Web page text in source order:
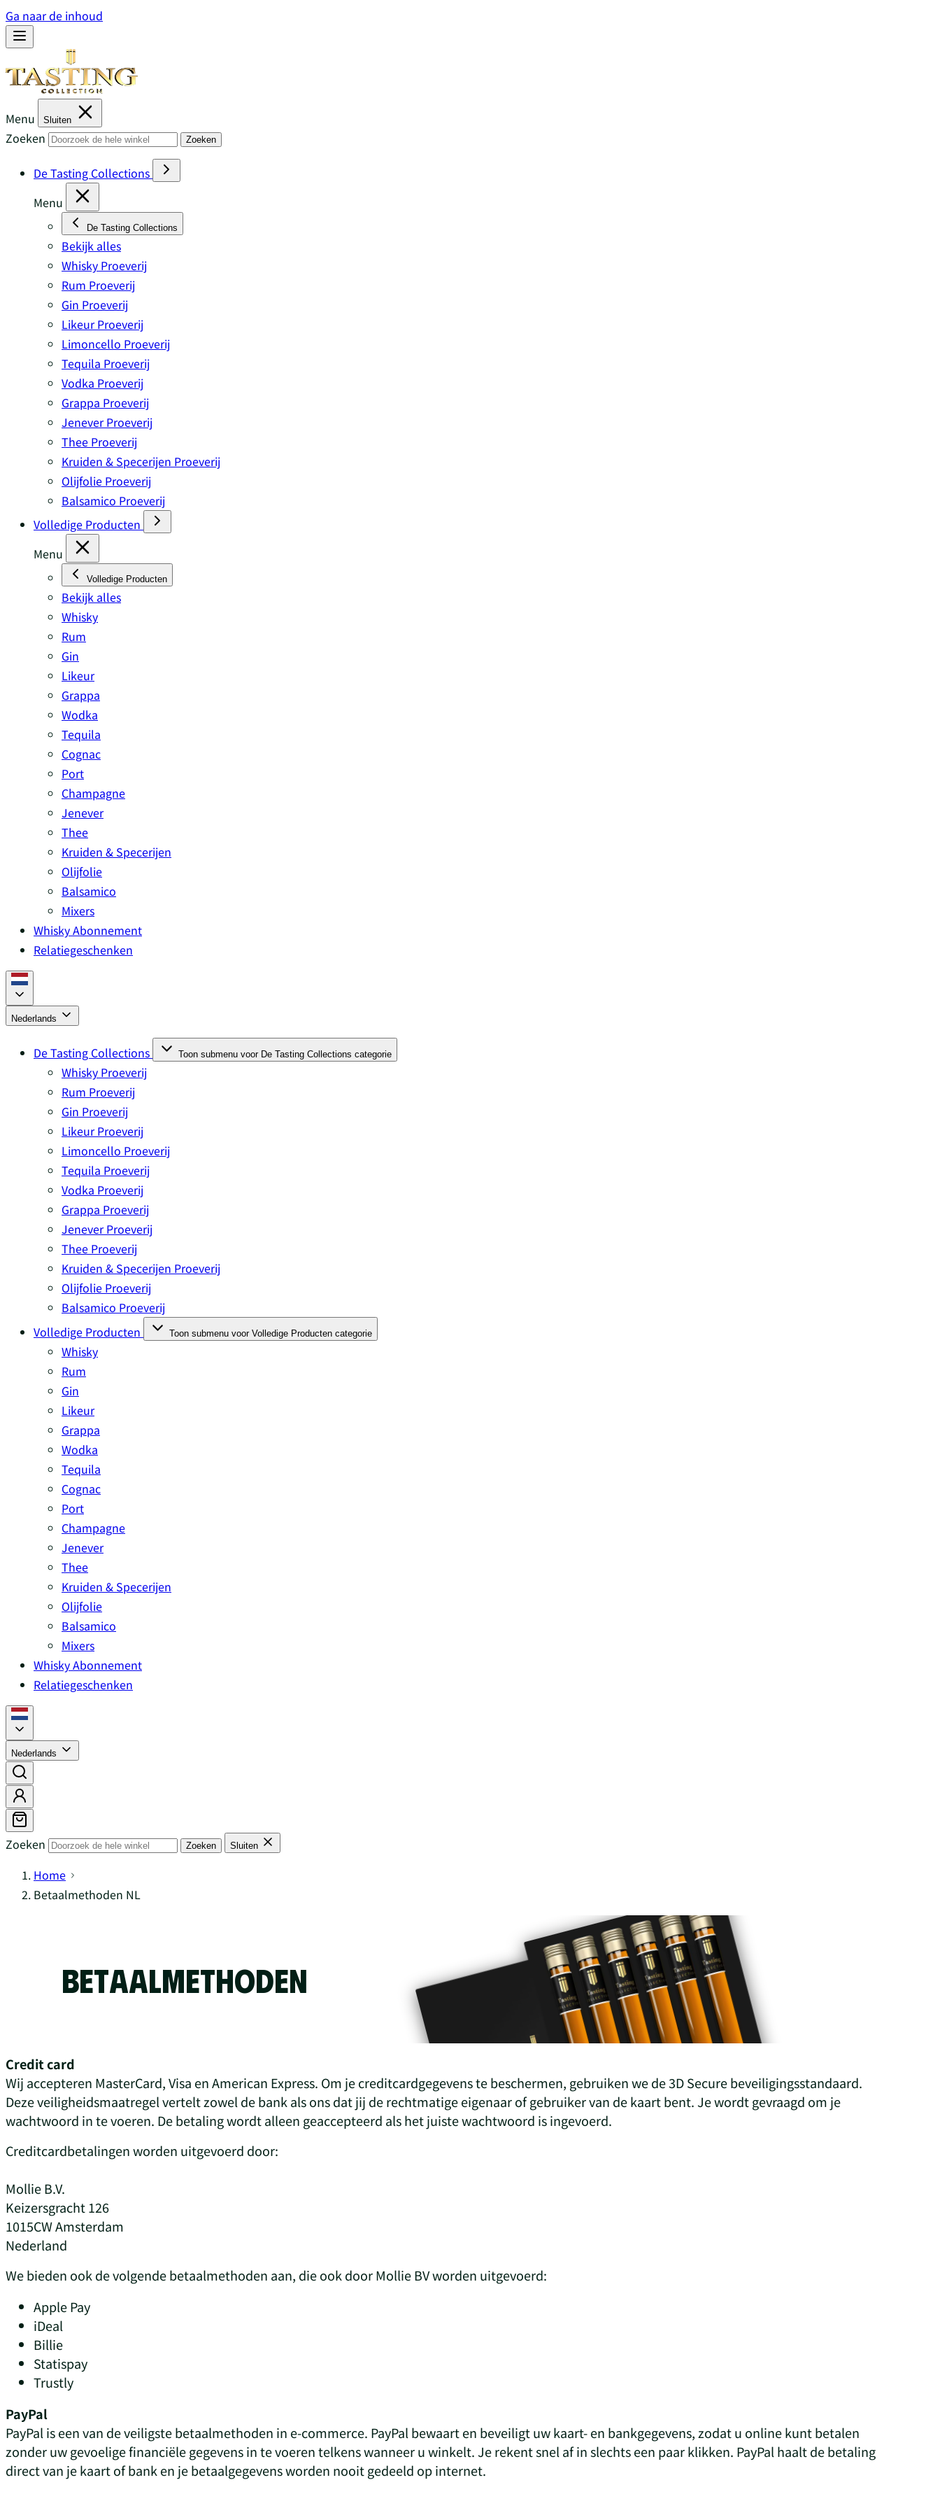
Ga naar de inhoud
Menu Sluiten
Zoeken Zoeken
De Tasting Collections
Menu
De Tasting Collections
Bekijk alles
Whisky Proeverij
Rum Proeverij
Gin Proeverij
Likeur Proeverij
Limoncello Proeverij
Tequila Proeverij
Vodka Proeverij
Grappa Proeverij
Jenever Proeverij
Thee Proeverij
Kruiden & Specerijen Proeverij
Olijfolie Proeverij
Balsamico Proeverij
Volledige Producten
Menu
Volledige Producten
Bekijk alles
Whisky
Rum
Gin
Likeur
Grappa
Wodka
Tequila
Cognac
Port
Champagne
Jenever
Thee
Kruiden & Specerijen
Olijfolie
Balsamico
Mixers
Whisky Abonnement
Relatiegeschenken
Nederlands
De Tasting Collections Toon submenu voor De Tasting Collections categorie
Whisky Proeverij
Rum Proeverij
Gin Proeverij
Likeur Proeverij
Limoncello Proeverij
Tequila Proeverij
Vodka Proeverij
Grappa Proeverij
Jenever Proeverij
Thee Proeverij
Kruiden & Specerijen Proeverij
Olijfolie Proeverij
Balsamico Proeverij
Volledige Producten
Toon submenu voor Volledige Producten categorie
Whisky
Rum
Gin
Likeur
Grappa
Wodka
Tequila
Cognac
Port
Champagne
Jenever
Thee
Kruiden & Specerijen
Olijfolie
Balsamico
Mixers
Whisky Abonnement
Relatiegeschenken
Nederlands
Zoeken Zoeken Sluiten
Home
Betaalmethoden NL
BETAALMETHODEN
Credit card
Wij accepteren MasterCard, Visa en American Express. Om je creditcardgegevens te beschermen, gebruiken we de 3D Secure beveiligingsstandaard.
Deze veiligheidsmaatregel vertelt zowel de bank als ons dat jij de rechtmatige eigenaar of gebruiker van de kaart bent. Je wordt gevraagd om je
wachtwoord in te voeren. De betaling wordt alleen geaccepteerd als het juiste wachtwoord is ingevoerd.
Creditcardbetalingen worden uitgevoerd door:
Mollie B.V.
Keizersgracht 126
1015CW Amsterdam
Nederland
We bieden ook de volgende betaalmethoden aan, die ook door Mollie BV worden uitgevoerd:
Apple Pay
iDeal
Billie
Statispay
Trustly
PayPal
PayPal is een van de veiligste betaalmethoden in e-commerce. PayPal bewaart en beveiligt uw kaart- en bankgegevens, zodat u online kunt betalen
zonder uw gevoelige financiële gegevens in te voeren telkens wanneer u winkelt. Je rekent snel af in slechts een paar klikken. PayPal haalt de betaling
direct van je kaart of bank en je betaalgegevens worden nooit gedeeld op internet.